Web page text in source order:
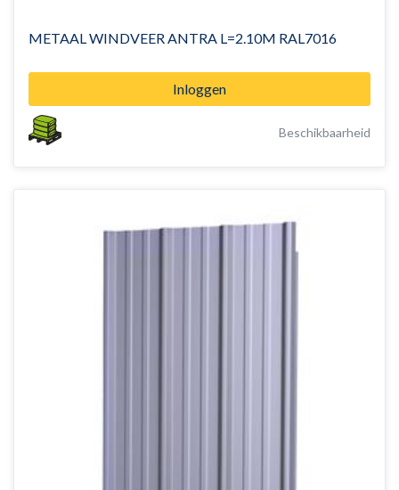
METAAL WINDVEER ANTRA L=2.10M RAL7016
Inloggen
Beschikbaarheid